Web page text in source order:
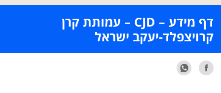
דף מידע – CJD – עמותת קרן
קרויצפלד-יעקב ישראל